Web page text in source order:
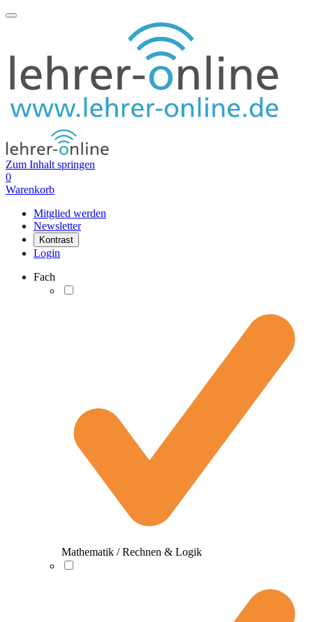
Zum Inhalt springen
0
Warenkorb
Mitglied werden
Newsletter
Kontrast
Login
Fach
Mathematik / Rechnen & Logik